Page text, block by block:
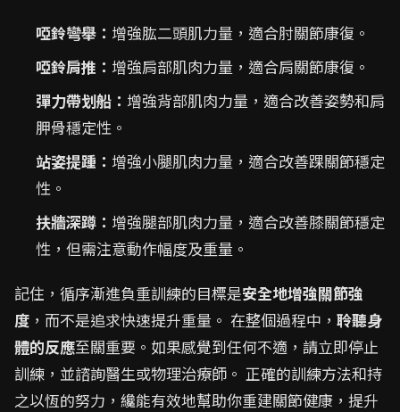
啞鈴彎舉： 增強肱二頭肌力量，適合肘關節康復。
啞鈴肩推： 增強肩部肌肉力量，適合肩關節康復。
彈力帶划船： 增強背部肌肉力量，適合改善姿勢和肩
胛骨穩定性。
站姿提踵： 增強小腿肌肉力量，適合改善踝關節穩定
性。
扶牆深蹲： 增強腿部肌肉力量，適合改善膝關節穩定
性，但需注意動作幅度及重量。
記住，循序漸進負重訓練的目標是安全地增強關節強
度 ，而不是追求快速提升重量。 在整個過程中， 聆聽身
體的反應至關重要。如果感覺到任何不適，請立即停止
訓練，並諮詢醫生或物理治療師。 正確的訓練方法和持
之以恆的努力，纔能有效地幫助你重建關節健康，提升